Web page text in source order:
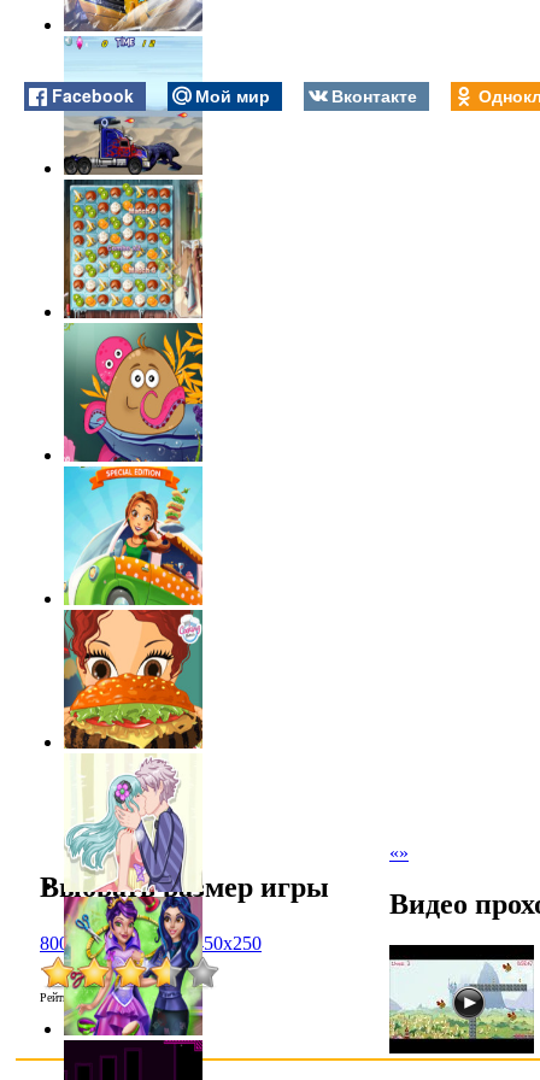
Facebook Мой мир Вконтакте
«»
Выбрать размер игры
800x600 1024x768 450x250
Рейтинг :3.6/34
Видео